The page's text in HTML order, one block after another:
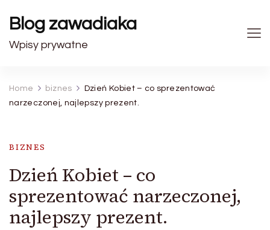
Blog zawadiaka
Wpisy prywatne
Home biznes
Dzień Kobiet – co sprezentować
narzeczonej, najlepszy prezent.
BIZNES
Dzień Kobiet – co
sprezentować narzeczonej,
najlepszy prezent.